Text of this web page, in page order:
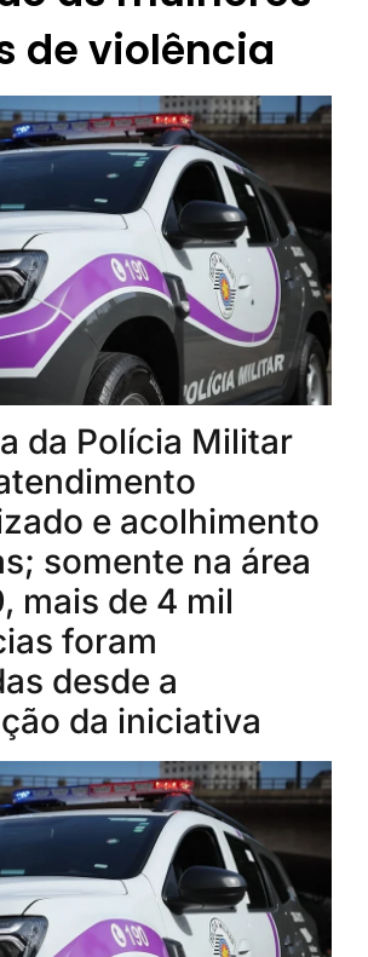
de violência
da Polícia Militar
e acolhimento
somente na área
mais de 4 mil
foram
desde a
da iniciativa